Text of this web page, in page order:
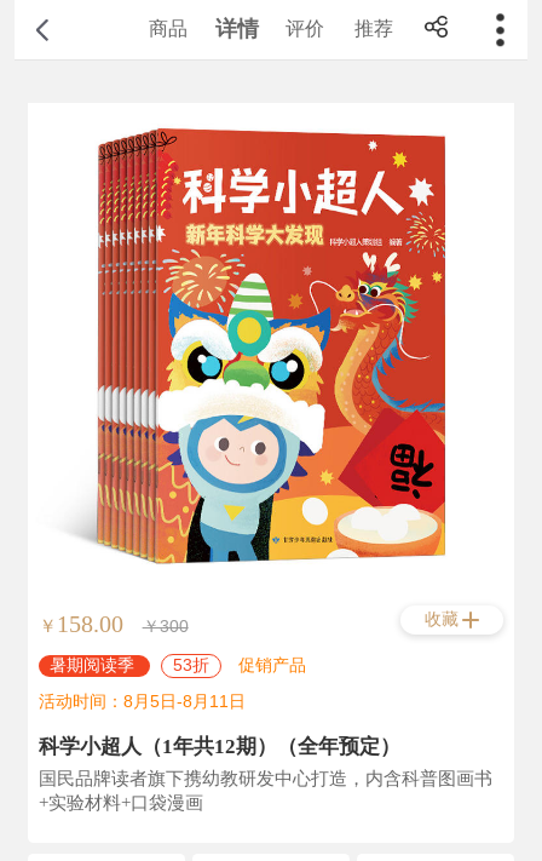
商品 详情 评价 推荐
￥ 158.00 ￥300 收藏
暑期阅读季 53折 促销产品
活动时间：8月5日-8月11日
科学小超人（1年共12期）（全年预定）
国民品牌读者旗下携幼教研发中心打造，内含科普图画书
+实验材料+口袋漫画